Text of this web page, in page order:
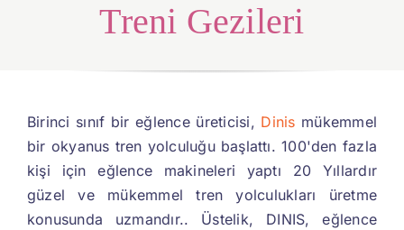
Treni Gezileri
Birinci sınıf bir eğlence üreticisi, Dinis mükemmel
bir okyanus tren yolculuğu başlattı. 100'den fazla
kişi için eğlence makineleri yaptı 20 Yıllardır
güzel ve mükemmel tren yolculukları üretme
konusunda uzmandır.. Üstelik, DINIS, eğlence